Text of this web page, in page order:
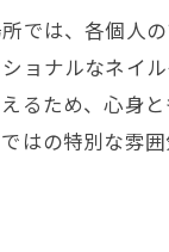
では、各個人
ョナルなネイ
るため、心身
はの特別な雰